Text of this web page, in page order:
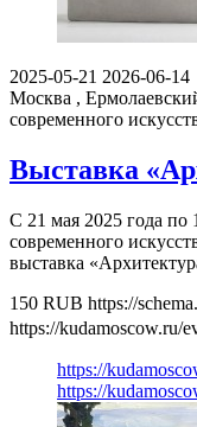
2025-05-21 2026-06-14
Москва ,
современного
Выставка
С 21 мая 2025 года по
современного
выставка
150 RUB https://
https://kudamoscow.ru/
https://
https://